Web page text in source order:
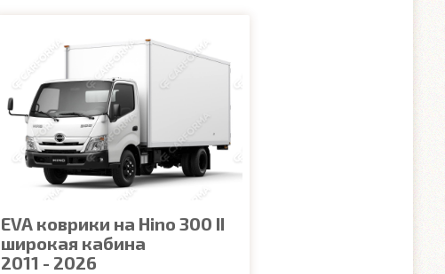
EVA коврики на Hino 300 II
широкая кабина
2011 - 2026